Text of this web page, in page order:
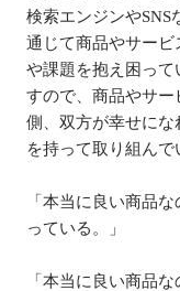
検索エンジンやSNS
通じて商品やサービ
や課題を抱え困っ
すので、商品やサー
側、双方が幸せにな
を持って取り組んで
「本当に良い商品
っている。」
「本当に良い商品